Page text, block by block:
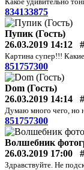
834133875
Пупик (Гость)
26.03.2019 14:12
Картина супер!!!
851757300
Dom (Гость)
26.03.2019 14:14
Думаю много чего, но
851757300
Волшебник
26.03.2019 17:00
Здравствуйте. Не